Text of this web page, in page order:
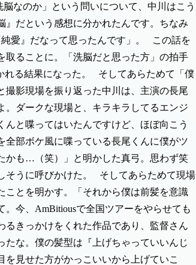
なのか」という問いについて、中川はこう
だという感想に分かれたんです。ちなみ
愛』だなって思ったんです」。
この話を
取ることに。「洗脳だと思った方」の拍手
る結果になった。
そしてあらためて「僕
影現場を振り返った中川は、主演の長尾
ダークな現場と、キラキラしてるエンジ
と喋ってはいたんですけど、ほぼ向こう
部ボケ風に喋っている長尾くんに僕がツ
かも…（笑）」と明かした真弓。思わず笑
うに呼びかけた。
そしてあらためて現場
ことを明かす。「それから僕は前髪を意識
今、AmBitiousで全国ツアーをやらせても
きっかけをくれた作品であり、監督さん
な。僕の髪型は『上げちゃっていいんじ
見せた方がかっこいいから上げていこ